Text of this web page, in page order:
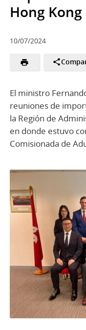
Hong Kong
10/07/2024
El ministro
reuniones de
la Región de
en donde estuvo
Comisionada de